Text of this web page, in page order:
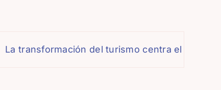
del turismo centra el debate de la XIII